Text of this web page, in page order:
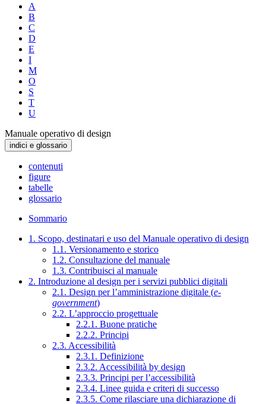
A
B
C
D
E
I
M
O
S
T
U
Manuale operativo di design
indici e glossario
contenuti
figure
tabelle
glossario
Sommario
1. Scopo, destinatari e uso del Manuale operativo di design
1.1. Versionamento e storico
1.2. Consultazione del manuale
1.3. Contribuisci al manuale
2. Introduzione al design per i servizi pubblici digitali
2.1. Design per l’amministrazione digitale (e-
government)
2.2. L’approccio progettuale
2.2.1. Buone pratiche
2.2.2. Principi
2.3. Accessibilità
2.3.1. Definizione
2.3.2. Accessibilità by design
2.3.3. Principi per l’accessibilità
2.3.4. Linee guida e criteri di successo
2.3.5. Come rilasciare una dichiarazione di